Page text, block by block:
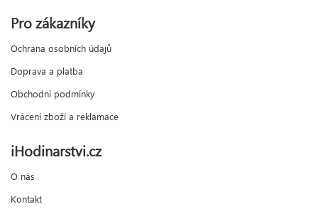
Pro zákazníky
Ochrana osobních údajů
Doprava a platba
Obchodní podmínky
Vrácení zboží a reklamace
iHodinarstvi.cz
O nás
Kontakt